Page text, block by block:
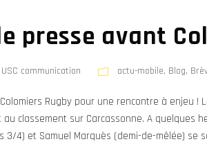
presse avant
USC communication actu-mobile, Blog,
Rugby pour une rencontre à enjeu
classement sur Carcassonne. A quelques
3/4) et Samuel Marquès (demi-de-mêlée) se